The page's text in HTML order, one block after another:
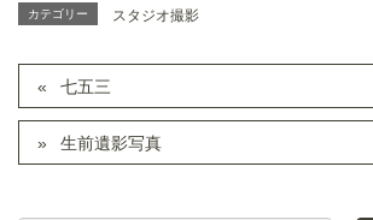
カテゴリー スタジオ撮影
七五三
生前遺影写真